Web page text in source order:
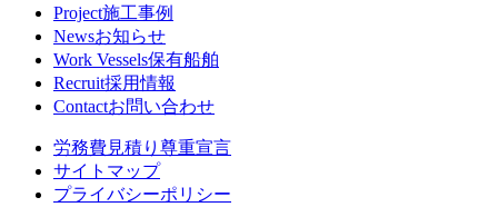
Project施工事例
Newsお知らせ
Work Vessels保有船舶
Recruit採用情報
Contactお問い合わせ
労務費見積り尊重宣言
サイトマップ
プライバシーポリシー